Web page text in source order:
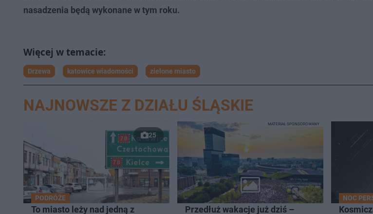
nasadzenia będą wykonane w tym roku.
Drzewa katowice wiadomości zielone miasto
NAJNOWSZE Z DZIAŁU ŚLĄSKIE
25
PODRÓŻE
To miasto leży nad jedną z
Przedłuż wakacje już dziś –
MATERIAŁ SPONSOROWANY
NOC